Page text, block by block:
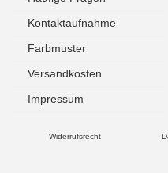
Kontaktaufnahme
Farbmuster
Versandkosten
Impressum
Widerrufsrecht